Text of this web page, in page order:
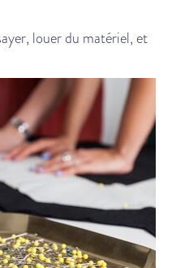
louer du matériel, et